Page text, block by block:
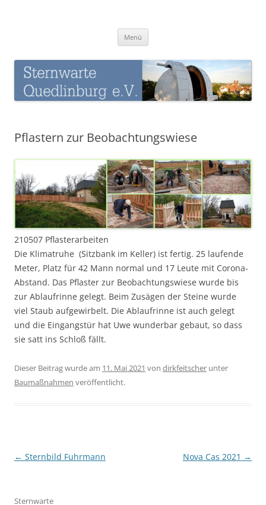
Menü
Pflastern zur Beobachtungswiese
210507 Pflasterarbeiten
Die Klimatruhe (Sitzbank im Keller) ist fertig. 25 laufende
Meter, Platz für 42 Mann normal und 17 Leute mit Corona-
Abstand. Das Pflaster zur Beobachtungswiese wurde bis
zur Ablaufrinne gelegt. Beim Zusägen der Steine wurde
viel Staub aufgewirbelt. Die Ablaufrinne ist auch gelegt
und die Eingangstür hat Uwe wunderbar gebaut, so dass
sie satt ins Schloß fällt.
Dieser Beitrag wurde am 11. Mai 2021 von dirkfeitscher unter
Baumaßnahmen veröffentlicht.
Beitragsnavigation
← Sternbild Fuhrmann Nova Cas 2021 →
Sternwarte